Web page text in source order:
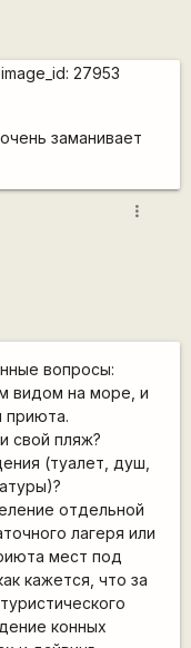
заманивает
more_vert
вопросы:
видом на море, и
приюта.
свой пляж?
(туалет, душ,
отдельной
лагеря или
мест под
кажется, что за
конных